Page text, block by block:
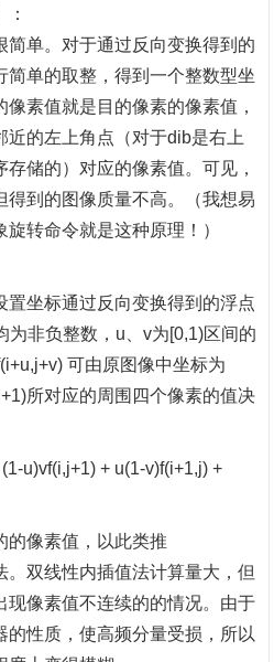
单。对于通过反向变换得到的
简单的取整，得到一个整数型坐
素值就是目的像素的像素值，
近的左上角点（对于dib是右上
储的）对应的像素值。可见，
得到的图像质量不高。（我想易
转命令就是这种原理！）
坐标通过反向变换得到的浮点
为非负整数，u、v为[0,1)区间的
可由原图像中坐标为
所对应的周围四个像素的值决
u)vf(i,j+1) + u(1-v)f(i+1,j) +
的像素值，以此类推
双线性内插值法计算量大，但
现像素值不连续的的情况。由于
的性质，使高频分量受损，所以